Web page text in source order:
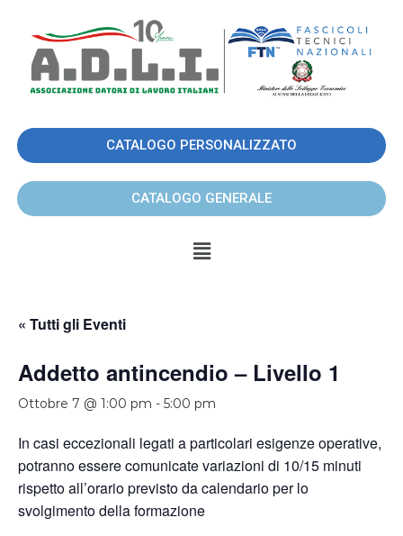
CATALOGO PERSONALIZZATO
CATALOGO GENERALE
« Tutti gli Eventi
Addetto antincendio – Livello 1
Ottobre 7 @ 1:00 pm - 5:00 pm
In casi eccezionali legati a particolari esigenze operative,
potranno essere comunicate variazioni di 10/15 minuti
rispetto all’orario previsto da calendario per lo
svolgimento della formazione